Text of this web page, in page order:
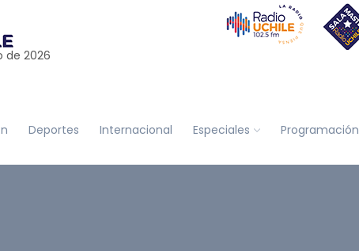
de 2026
Deportes Internacional Especiales Programación